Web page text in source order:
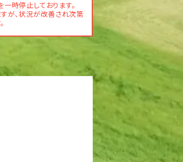
時停止しております。
が、状況が改善され次第